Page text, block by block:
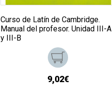
Curso de Latín de Cambridge.
Manual del profesor. Unidad III-A
y III-B
9,02€